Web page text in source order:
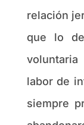
relación
que lo
labor de
siempre